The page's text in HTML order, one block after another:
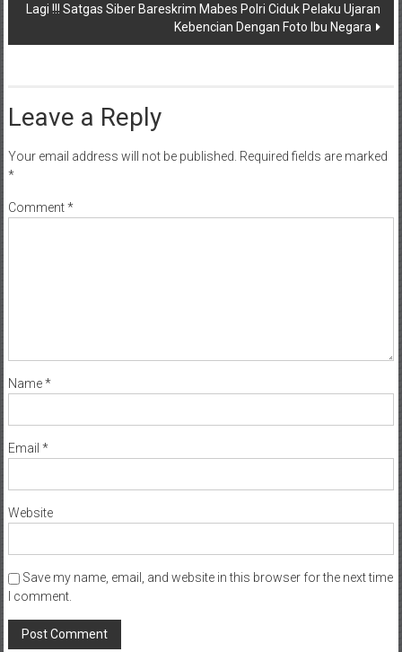
Lagi !!! Satgas Siber Bareskrim Mabes Polri Ciduk Pelaku Ujaran
Kebencian Dengan Foto Ibu Negara
Leave a Reply
Your email address will not be published. Required fields are marked
*
Comment*
Name*
Email *
Website
Save my name, email, and website in this browser for the next time
I comment.